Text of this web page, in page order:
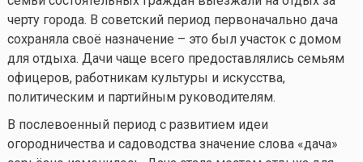
черту города. В советский период первоначально дача
сохраняла своё назначение – это был участок с домом
для отдыха. Дачи чаще всего предоставлялись семьям
офицеров, работникам культуры и искусства,
политическим и партийным руководителям.
В послевоенный период с развитием идеи
огородничества и садоводства значение слова «дача»